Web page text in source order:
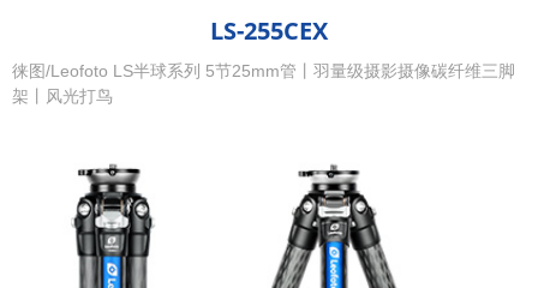
LS-255CEX
徕图/Leofoto LS半球系列 5节25mm管丨羽量级摄影摄像碳纤维三脚
架丨风光打鸟